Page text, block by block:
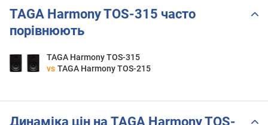
TAGA Harmony TOS-315 часто
порівнюють
TAGA Harmony TOS-315
vs TAGA Harmony TOS-215
Динаміка цін на TAGA Harmony TOS-